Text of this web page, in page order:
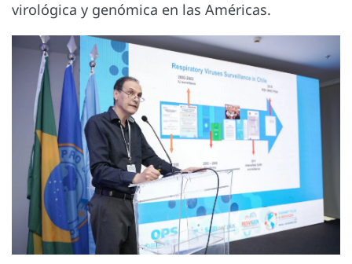
virológica y genómica en las Américas.